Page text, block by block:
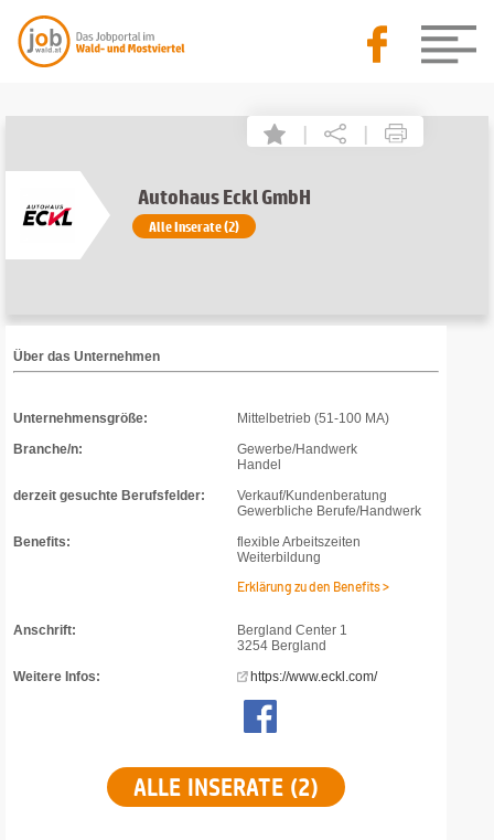
| |
Autohaus Eckl GmbH
Alle Inserate (2)
Über das Unternehmen
Unternehmensgröße:
Mittelbetrieb (51-100 MA)
Branche/n:
Gewerbe/Handwerk
Handel
derzeit gesuchte Berufsfelder:
Verkauf/Kundenberatung
Gewerbliche Berufe/Handwerk
Benefits:
flexible Arbeitszeiten
Weiterbildung
Erklärung zu den Benefits >
Anschrift:
Bergland Center 1
3254 Bergland
Weitere Infos:
https://www.eckl.com/
ALLE INSERATE (2)